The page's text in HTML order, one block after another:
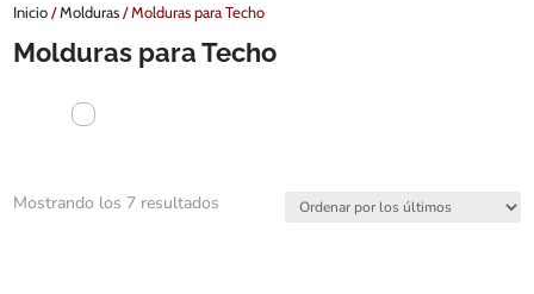
Inicio/Molduras/ Molduras para Techo
Molduras para Techo
Mostrando los 7 resultados